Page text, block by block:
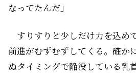
なってたんだ」
すりすりと少しだけ力を込め
前進がむずむずしてくる。確か
ぬタイミングで陥没している乳